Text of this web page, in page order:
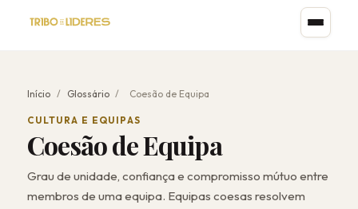
Início / Glossário / Coesão de Equipa
CULTURA E EQUIPAS
Coesão de Equipa
Grau de unidade, confiança e compromisso mútuo entre
membros de uma equipa. Equipas coesas resolvem